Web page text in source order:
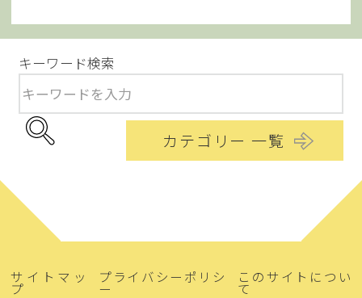
キーワード検索
カテゴリー 一覧
サイトマッ
プ
プライバシーポリシ
ー
このサイトについ
て